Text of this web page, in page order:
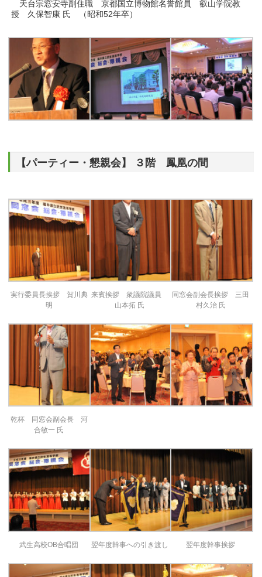
天台宗窓安寺副住職 京都国立博物館名誉館員 叡山学院教
授 久保智康 氏 （昭和52年卒）
【パーティー・懇親会】 ３階 鳳凰の間
実行委員長挨拶 賀川典
明
来賓挨拶 衆議院議員
山本拓 氏
同窓会副会長挨拶 三田
村久治 氏
乾杯 同窓会副会長 河
合敏一 氏
武生高校OB合唱団 翌年度幹事への引き渡し 翌年度幹事挨拶